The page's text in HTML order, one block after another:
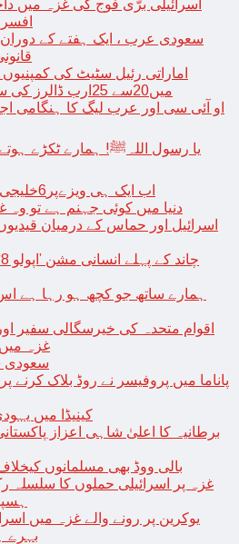
اسرائیلی برّی فوج کی غزہ میں
افسر
اماراتی رئیل سٹیٹ کی
میں20سے 25ارب ڈالرز کی سرمایہ کاری کا اعلان
او آئی سی اور عرب لیگ کا ہنگامی
اب ایک ہی ویزےپر6خلیجی ممالک کاسفر ممکن
دنیا میں کوئی جہنم ہے تو وہ
اسرائیل اور حماس کے درمیان قیدیوں
ہمارے ساتھ جو کچھ ہو رہا ہے اس
اقوام متحدہ کی خیرسگالی سفیر
غزہ میں
سعودی
کینیڈا میں
برطانیہ کا اعلیٰ شاہی اعزاز
بالی ووڈ بھی مسلمانوں
غزہ پر اسرائیلی حملوں کا سلسلہ
یوکرین پر رونے والے غزہ میں
بہرے